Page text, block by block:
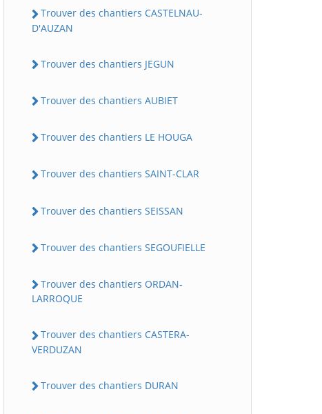
Trouver des chantiers CASTELNAU-
D'AUZAN
Trouver des chantiers JEGUN
Trouver des chantiers AUBIET
Trouver des chantiers LE HOUGA
Trouver des chantiers SAINT-CLAR
Trouver des chantiers SEISSAN
Trouver des chantiers SEGOUFIELLE
Trouver des chantiers ORDAN-
LARROQUE
Trouver des chantiers CASTERA-
VERDUZAN
Trouver des chantiers DURAN